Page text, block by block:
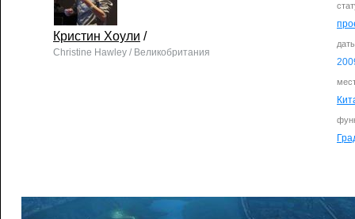
Кристин Хоули /
Christine Hawley / Великобритания